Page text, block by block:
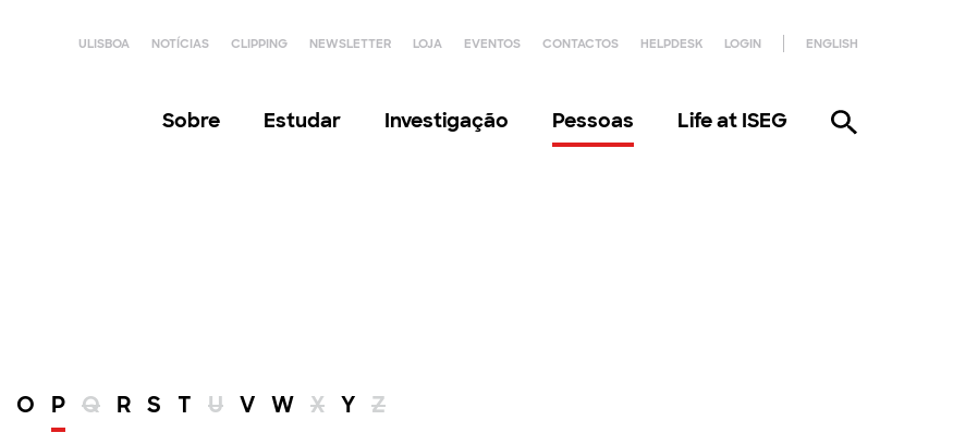
ULISBOA NOTÍCIAS CLIPPING NEWSLETTER LOJA EVENTOS CONTACTOS HELPDESK LOGIN ENGLISH
Sobre Estudar Investigação Pessoas Life at ISEG
O P Q R S T U V W X Y Z